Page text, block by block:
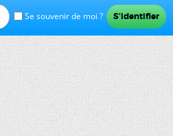
Se souvenir de moi ?